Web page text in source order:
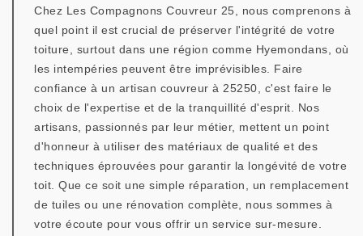
Chez Les Compagnons Couvreur 25, nous comprenons à
quel point il est crucial de préserver l'intégrité de votre
toiture, surtout dans une région comme Hyemondans, où
les intempéries peuvent être imprévisibles. Faire
confiance à un artisan couvreur à 25250, c'est faire le
choix de l'expertise et de la tranquillité d'esprit. Nos
artisans, passionnés par leur métier, mettent un point
d'honneur à utiliser des matériaux de qualité et des
techniques éprouvées pour garantir la longévité de votre
toit. Que ce soit une simple réparation, un remplacement
de tuiles ou une rénovation complète, nous sommes à
votre écoute pour vous offrir un service sur-mesure.